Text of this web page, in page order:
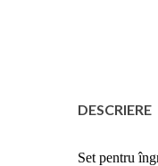
DESCRIERE
Set pentru